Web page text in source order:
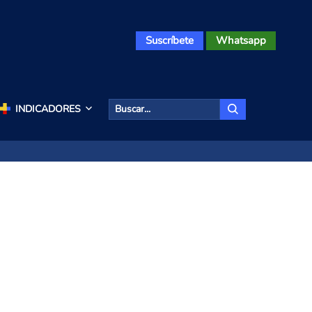
Suscríbete Whatsapp
INDICADORES